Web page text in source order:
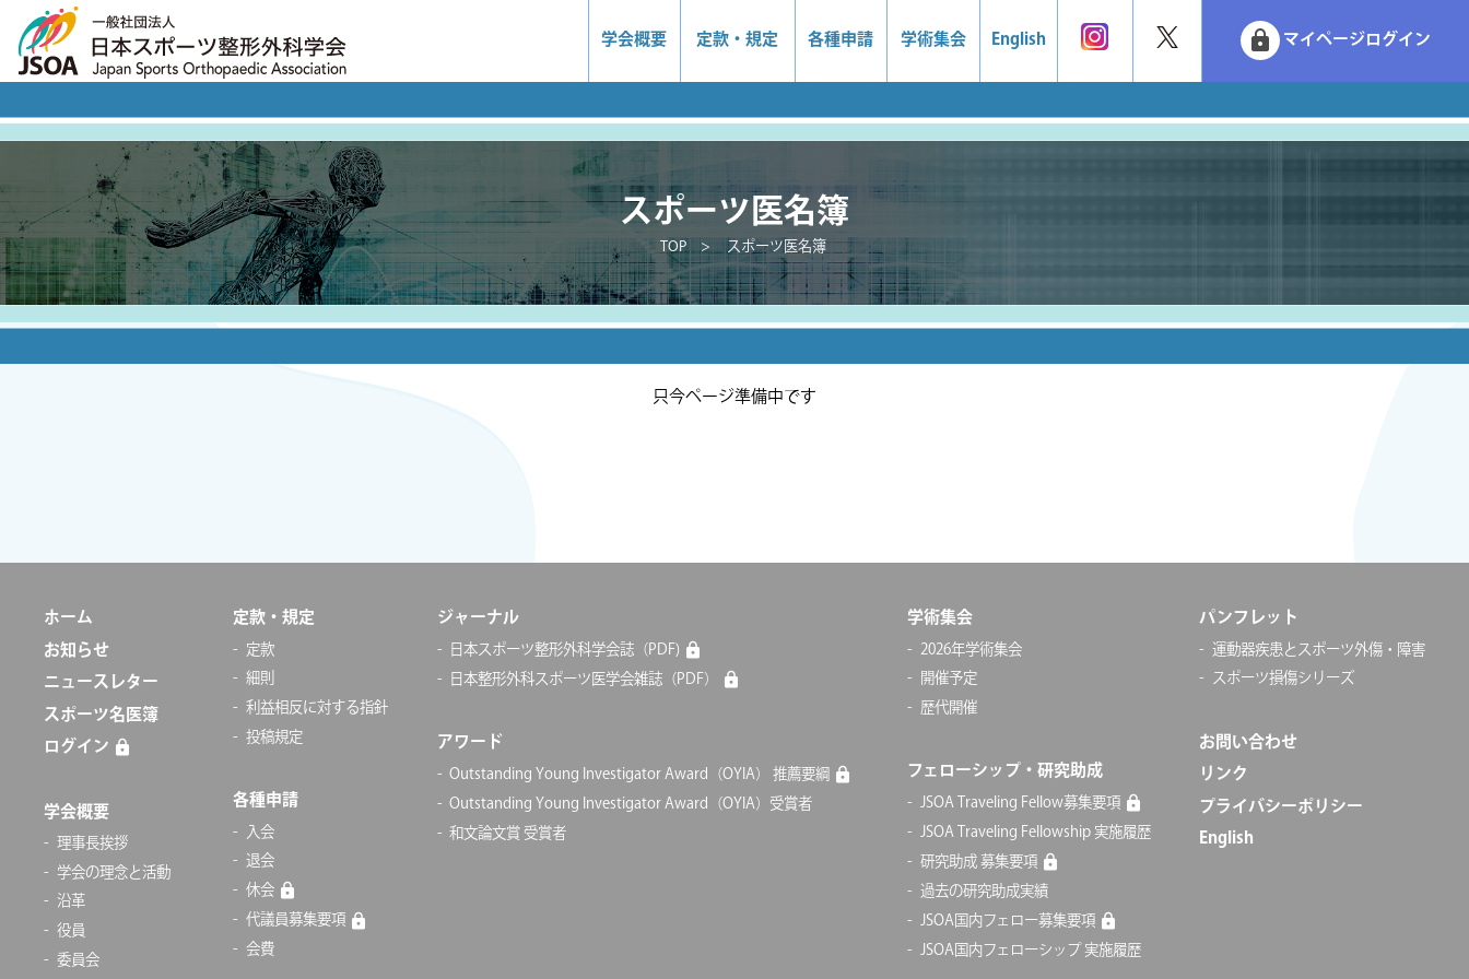
学会概要 定款・規定 各種申請 学術集会 English lock マイページログイン
スポーツ医名簿
TOP スポーツ医名簿
只今ページ準備中です
ホーム
お知らせ
ニュースレター
スポーツ名医簿
ログイン
学会概要
理事長挨拶
学会の理念と活動
沿革
役員
委員会
定款・規定
定款
細則
利益相反に対する指針
投稿規定
各種申請
入会
退会
休会
代議員募集要項
会費
ジャーナル
日本スポーツ整形外科学会誌（PDF)
日本整形外科スポーツ医学会雑誌（PDF）
アワード
Outstanding Young Investigator Award（OYIA） 推薦要綱
Outstanding Young Investigator Award（OYIA）受賞者
和文論文賞 受賞者
学術集会
2026年学術集会
開催予定
歴代開催
フェローシップ・研究助成
JSOA Traveling Fellow募集要項
JSOA Traveling Fellowship 実施履歴
研究助成 募集要項
過去の研究助成実績
JSOA国内フェロー募集要項
JSOA国内フェローシップ 実施履歴
パンフレット
運動器疾患とスポーツ外傷・障害
スポーツ損傷シリーズ
お問い合わせ
リンク
プライバシーポリシー
English